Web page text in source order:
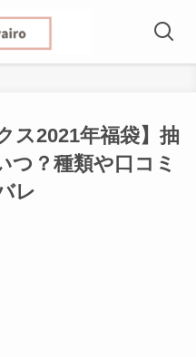
ス2021年福袋】抽
つ？種類や口コミ
レ